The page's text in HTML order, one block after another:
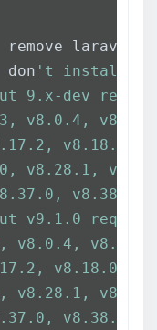
remove laravel/
don
't install
9.x-dev
v8.0.4,
v8.18.0,
v8.28.1,
v9.1.0
v8.0.4, v8.1.0,
v8.18.0,
v8.28.1,
v8.38.0,